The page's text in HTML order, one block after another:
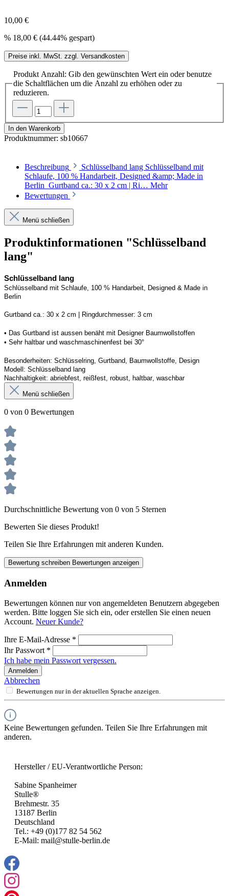
10,00 €
% 18,00 € (44.44% gespart)
Preise inkl. MwSt. zzgl. Versandkosten
Produkt Anzahl: Gib den gewünschten Wert ein oder benutze
die Schaltflächen um die Anzahl zu erhöhen oder zu
reduzieren.
In den Warenkorb
Produktnummer: sb10667
Beschreibung
Schlüsselband lang Schlüsselband mit
Schlaufe, 100 % Handarbeit, Designed &amp; Made in
Berlin Gurtband ca.: 30 x 2 cm | Ri… Mehr
Bewertungen
Menü schließen
Produktinformationen "Schlüsselband
lang"
Schlüsselband lang
Schlüsselband mit Schlaufe, 100 % Handarbeit, Designed & Made in
Berlin
Gurtband ca.: 30 x 2 cm | Ringdurchmesser: 3 cm
• Das Gurtband ist aussen benäht mit Designer Baumwollstoffen
• Sehr haltbar und waschmaschinenfest bei 30°
Besonderheiten: Schlüsselring, Gurtband, Baumwollstoffe, Design
Modell: Schlüsselband lang
Nachhaltigkeit: abriebfest, reißfest, robust, haltbar, waschbar
Menü schließen
0 von 0 Bewertungen
Durchschnittliche Bewertung von 0 von 5 Sternen
Bewerten Sie dieses Produkt!
Teilen Sie Ihre Erfahrungen mit anderen Kunden.
Bewertung schreiben Bewertungen anzeigen
Anmelden
Bewertungen können nur von angemeldeten Benutzern abgegeben
werden. Bitte loggen Sie sich ein, oder erstellen Sie einen neuen
Account. Neuer Kunde?
Ihre E-Mail-Adresse *
Ihr Passwort *
Ich habe mein Passwort vergessen.
Anmelden
Abbrechen
Bewertungen nur in der aktuellen Sprache anzeigen.
Keine Bewertungen gefunden. Teilen Sie Ihre Erfahrungen mit
anderen.
Hersteller / EU-Verantwortliche Person:
Sabine Spanheimer
Stulle®
Brehmestr. 35
13187 Berlin
Deutschland
Tel.: +49 (0)177 82 54 562
E-Mail: mail@stulle-berlin.de